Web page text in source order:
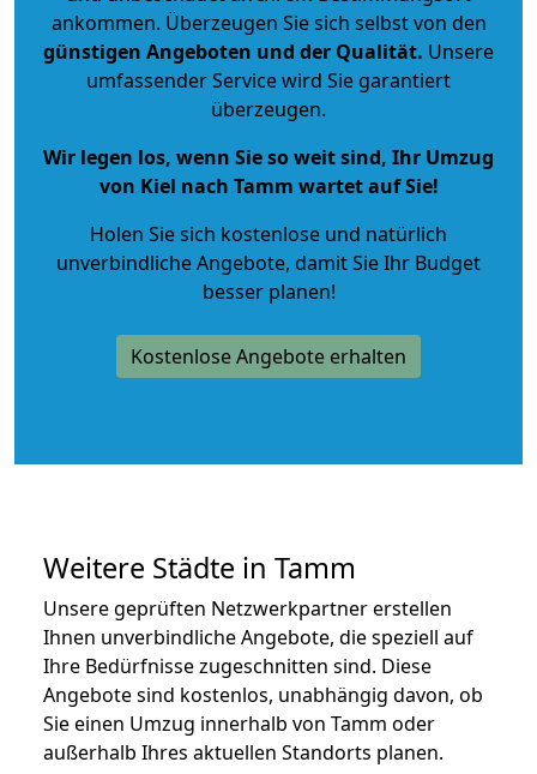
ankommen. Überzeugen Sie sich selbst von den
günstigen Angeboten und der Qualität. Unsere
umfassender Service wird Sie garantiert
überzeugen.
Wir legen los, wenn Sie so weit sind, Ihr Umzug
von Kiel nach Tamm wartet auf Sie!
Holen Sie sich kostenlose und natürlich
unverbindliche Angebote, damit Sie Ihr Budget
besser planen!
Kostenlose Angebote erhalten
Weitere Städte in Tamm
Unsere geprüften Netzwerkpartner erstellen
Ihnen unverbindliche Angebote, die speziell auf
Ihre Bedürfnisse zugeschnitten sind. Diese
Angebote sind kostenlos, unabhängig davon, ob
Sie einen Umzug innerhalb von Tamm oder
außerhalb Ihres aktuellen Standorts planen.